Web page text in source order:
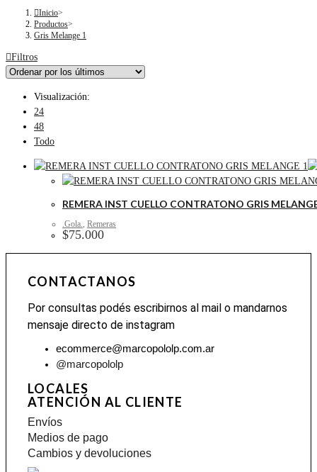
Inicio>
Productos>
Gris Melange 1
Filtros
Visualización:
24
48
Todo
REMERA INST CUELLO CONTRATONO GRIS
.Gola., Remeras
$75.000
CONTACTANOS
Por consultas podés escribirnos al mail o mandarnos
mensaje directo de instagram
ecommerce@marcopololp.com.ar
@marcopololp
LOCALES
ATENCIÓN AL CLIENTE
Envíos
Medios de pago
Cambios y devoluciones